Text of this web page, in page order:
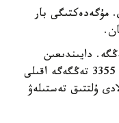
بەرىلەدى. مۇگەدەكتىگى بار
قاتىسۋ قۇنى - 14693 تەڭگە. دايىندىعىن
جاقسارتقىسى كەلەتىن ۇمىتكەرلەر ءۇشىن 3355 تەڭگەگە اقىلى
ۇلتتىق تەستىلەۋ